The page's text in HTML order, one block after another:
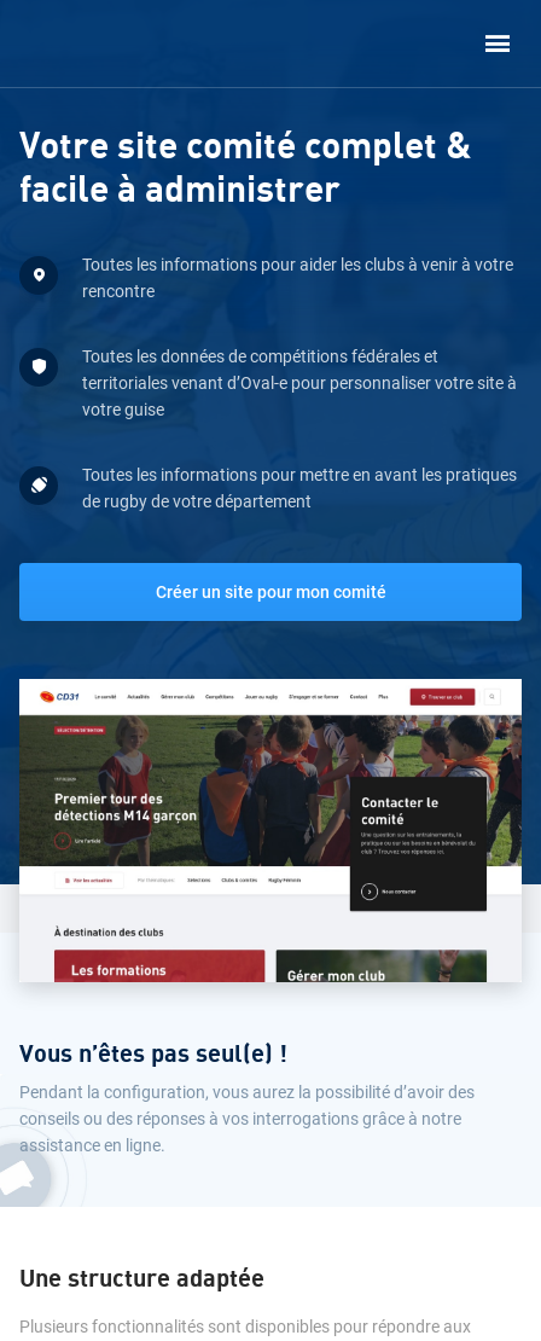
Votre site comité complet &
facile à administrer
Toutes les informations pour aider les clubs à venir à votre
rencontre
Toutes les données de compétitions fédérales et
territoriales venant d’Oval-e pour personnaliser votre site à
votre guise
Toutes les informations pour mettre en avant les pratiques
de rugby de votre département
Créer un site pour mon comité
Vous n’êtes pas seul(e) !
Pendant la configuration, vous aurez la possibilité d’avoir des
conseils ou des réponses à vos interrogations grâce à notre
assistance en ligne.
Une structure adaptée
Plusieurs fonctionnalités sont disponibles pour répondre aux